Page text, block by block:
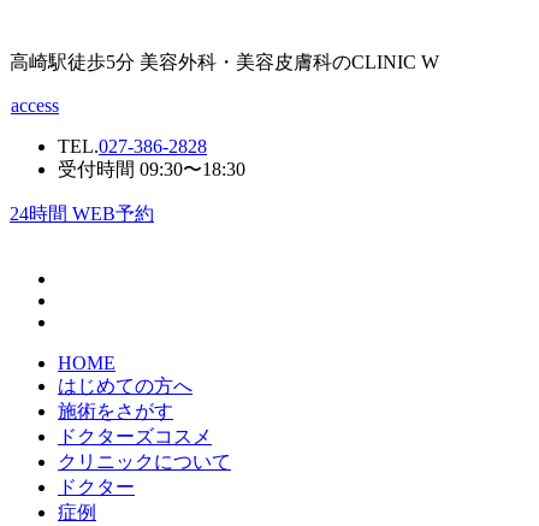
高崎駅徒歩5分 美容外科・美容皮膚科のCLINIC W
access
TEL.027-386-2828
受付時間 09:30〜18:30
24時間 WEB予約
HOME
はじめての方へ
施術をさがす
ドクターズコスメ
クリニックについて
ドクター
症例